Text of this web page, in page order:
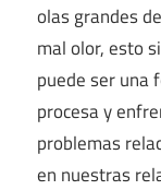
olas grandes
mal olor, esto
puede ser una
procesa y
problemas
en nuestras